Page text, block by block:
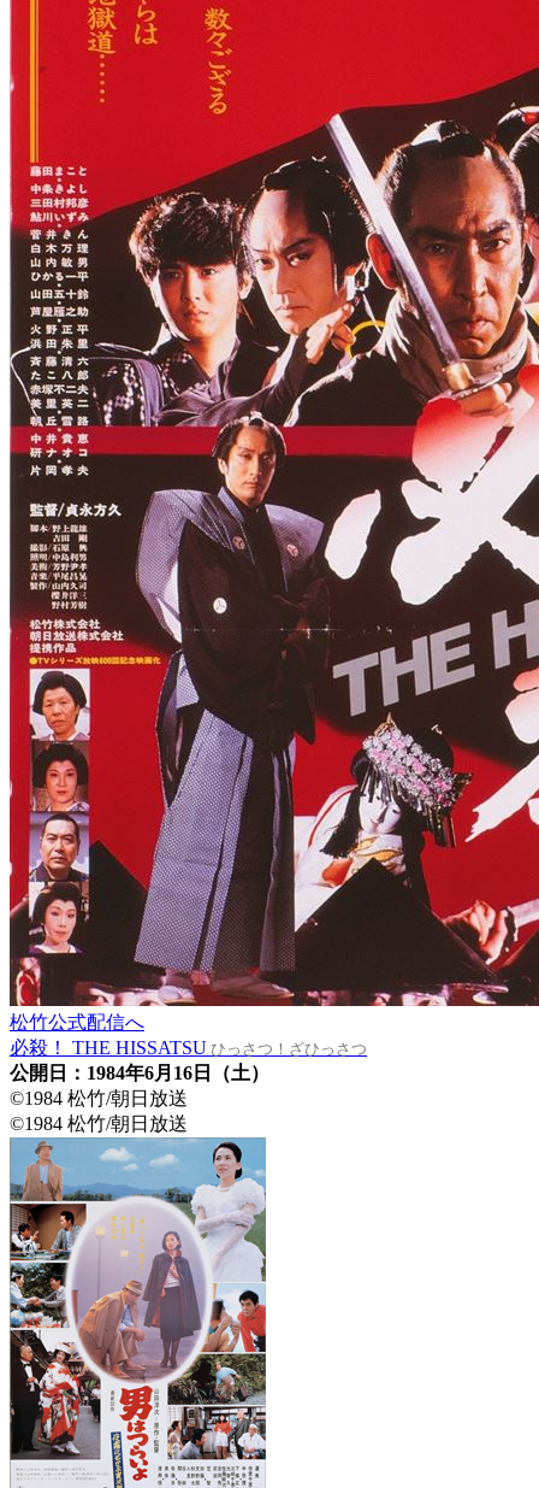
松竹公式配信へ
必殺！ THE HISSATSU ひっさつ！ざひっさつ
公開日：1984年6月16日（土）
©1984 松竹/朝日放送
©1984 松竹/朝日放送